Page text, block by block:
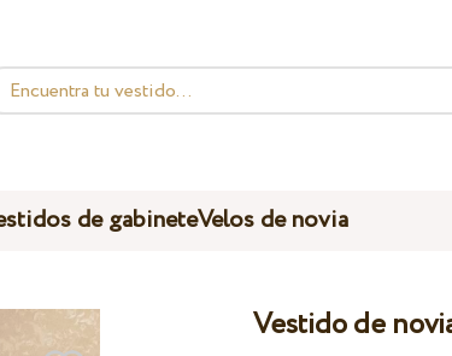
de gabineteVelos de novia
Vestido de